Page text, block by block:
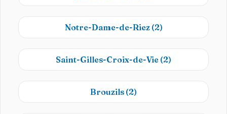
Notre-Dame-de-Riez (2)
Saint-Gilles-Croix-de-Vie (2)
Brouzils (2)